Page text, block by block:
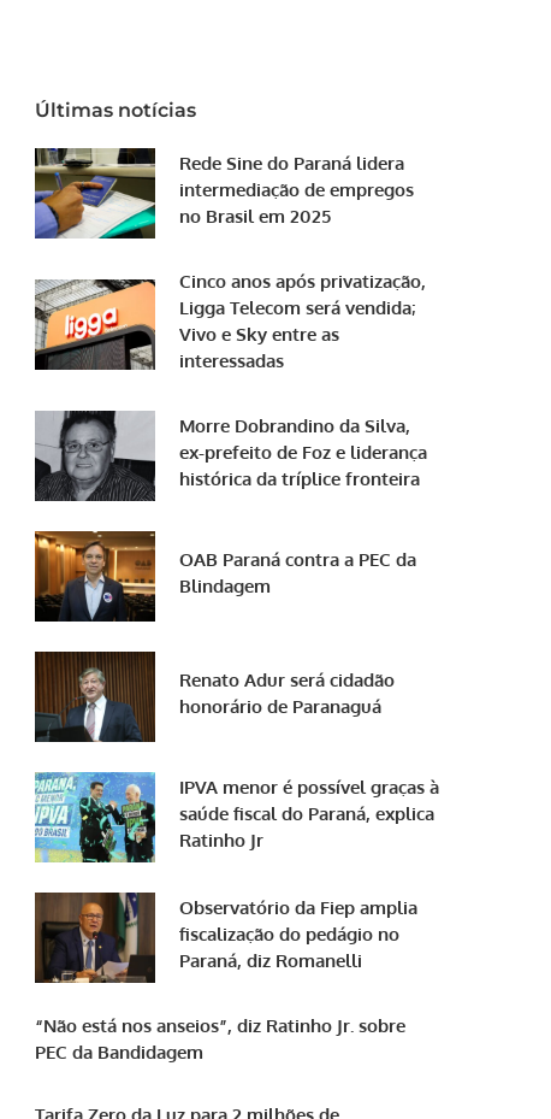
Últimas notícias
Rede Sine do Paraná lidera
intermediação de empregos
no Brasil em 2025
Cinco anos após privatização,
Ligga Telecom será vendida;
Vivo e Sky entre as
interessadas
Morre Dobrandino da Silva,
ex-prefeito de Foz e liderança
histórica da tríplice fronteira
OAB Paraná contra a PEC da
Blindagem
Renato Adur será cidadão
honorário de Paranaguá
IPVA menor é possível graças à
saúde fiscal do Paraná, explica
Ratinho Jr
Observatório da Fiep amplia
fiscalização do pedágio no
Paraná, diz Romanelli
“Não está nos anseios”, diz Ratinho Jr. sobre
PEC da Bandidagem